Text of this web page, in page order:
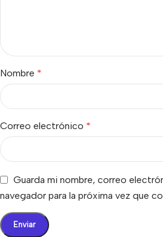
Nombre *
Correo electrónico *
Guarda mi nombre, correo
navegador para la próxima vez que